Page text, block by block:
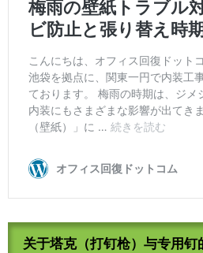
关于塔克（打钉枪）与专用